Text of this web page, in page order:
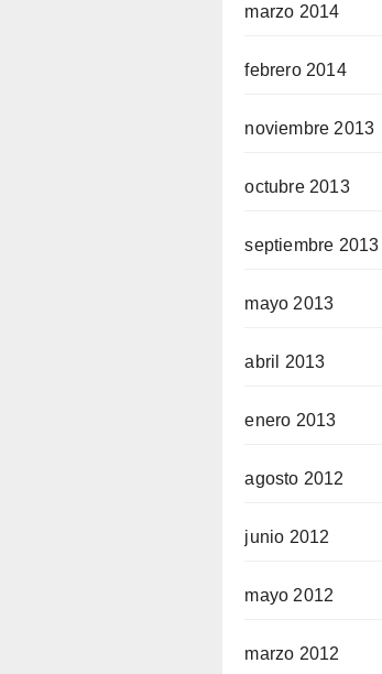
marzo 2014
febrero 2014
noviembre 2013
octubre 2013
septiembre 2013
mayo 2013
abril 2013
enero 2013
agosto 2012
junio 2012
mayo 2012
marzo 2012